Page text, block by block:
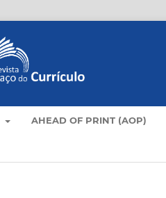
AHEAD OF PRINT (AOP)